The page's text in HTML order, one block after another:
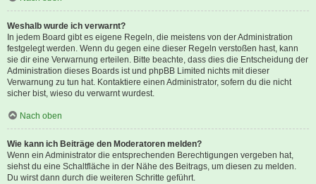
Weshalb wurde ich verwarnt?
In jedem Board gibt es eigene Regeln, die meistens von der Administration
festgelegt werden. Wenn du gegen eine dieser Regeln verstoßen hast, kann
sie dir eine Verwarnung erteilen. Bitte beachte, dass dies die Entscheidung der
Administration dieses Boards ist und phpBB Limited nichts mit dieser
Verwarnung zu tun hat. Kontaktiere einen Administrator, sofern du die nicht
sicher bist, wieso du verwarnt wurdest.
Nach oben
Wie kann ich Beiträge den Moderatoren melden?
Wenn ein Administrator die entsprechenden Berechtigungen vergeben hat,
siehst du eine Schaltfläche in der Nähe des Beitrags, um diesen zu melden.
Du wirst dann durch die weiteren Schritte geführt.